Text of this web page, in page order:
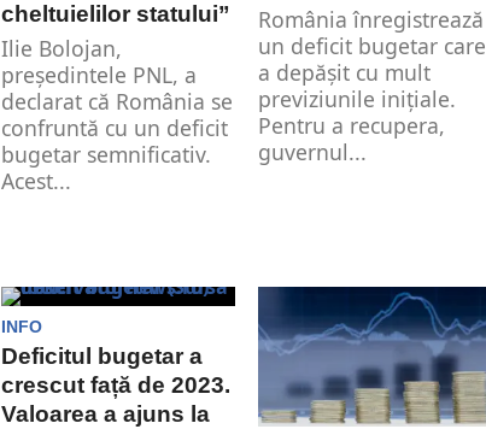
cheltuielilor statului”
Ilie Bolojan,
președintele PNL, a
declarat că România se
confruntă cu un deficit
bugetar semnificativ.
Acest...
România înregistrează
un deficit bugetar care
a depășit cu mult
previziunile inițiale.
Pentru a recupera,
guvernul...
INFO
Deficitul bugetar a
crescut față de 2023.
Valoarea a ajuns la